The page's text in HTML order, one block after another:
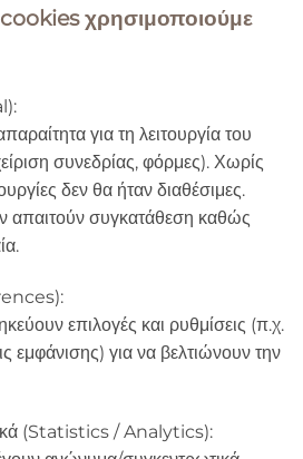
cookies χρησιμοποιούμε
για τη λειτουργία του
συνεδρίας, φόρμες). Χωρίς
δεν θα ήταν διαθέσιμες.
απαιτούν συγκατάθεση καθώς
επιλογές και ρυθμίσεις (π.χ.
εμφάνισης) για να βελτιώνουν την
(Statistics / Analytics):